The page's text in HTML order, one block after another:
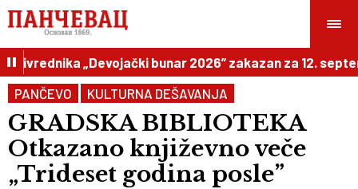
„Devojački bunar 2026” zakazan za 12.
PANČEVO
KULTURNA DEŠAVANJA
GRADSKA BIBLIOTEKA
Otkazano književno veče
„Trideset godina posle”